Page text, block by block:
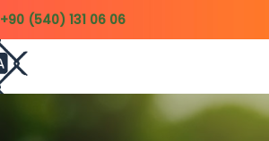
+90 (540) 131 06 06